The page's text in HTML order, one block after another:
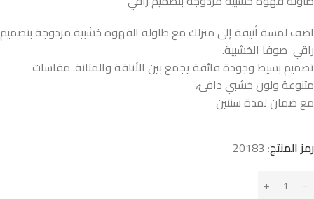
اضف لمسة أنيقة إلى منزلك مع طاولة القهوة خشبية مزدوجة بتصميم
راقي صوفا الخشبية.
تصميم بسيط وجودة فائقة يجمع بين الأناقة والمتانة. مقاسات
متنوعة ولون خشبي دافئ،
مع ضمان لمدة سنتين
رمز المنتج: 20183